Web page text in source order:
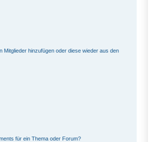
hinzufügen oder diese wieder aus den
für ein Thema oder Forum?